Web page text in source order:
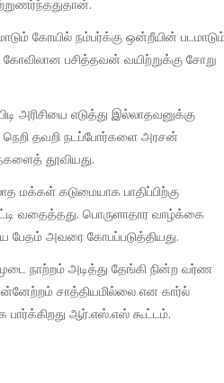
பசித்தவன் வயிற்றுக்கு சோறு
நெறி தவறி நடப்போர்களை அரசன்
தூவியது.
வதைத்தது. பொருளாதார வாழ்க்கை
பேதம் அவரை கோபப்படுத்தியது.
சாத்தியமில்லை என கார்ல்
ஆர்.எஸ்.எஸ் கூட்டம்.